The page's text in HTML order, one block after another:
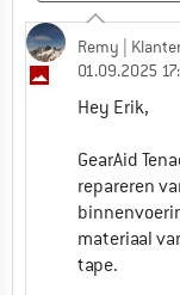
Remy |
01.09.2025
Hey Erik,
GearAid
repareren
materiaal
tape.